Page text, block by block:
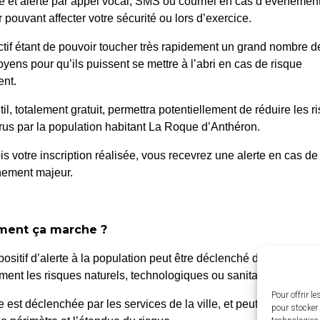
Pour offrir
pour
d’Anthéron
La Roque d’Anthéron
de 8h30
Le
de 8h30
pouvant affecter votre sécurité ou lors d’exercice.
étant de pouvoir toucher très rapidement un grand nombre
pour qu’ils puissent se mettre à l’abri en cas de risque
totalement gratuit, permettra potentiellement de réduire les
par la population habitant La Roque d’Anthéron.
votre inscription réalisée, vous recevrez une alerte en cas de
majeur.
ça marche ?
d’alerte à la population peut être déclenché dans
les risques naturels, technologiques ou sanitaires.
est déclenchée par les services de la ville, et peut être